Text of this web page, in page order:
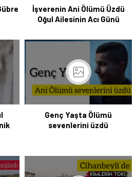
İşverenin Ani Ölümü Üzdü
Oğul Ailesinin Acı Günü
Genç Yaşta Ölümü
sevenlerini üzdü